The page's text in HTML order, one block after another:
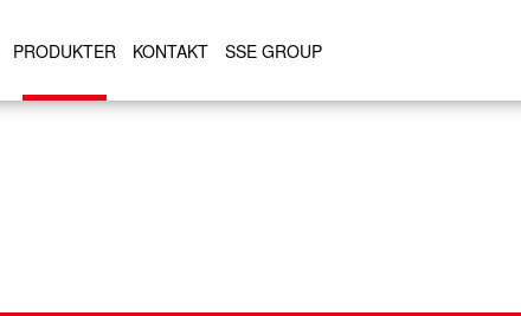
PRODUKTER KONTAKT SSE GROUP